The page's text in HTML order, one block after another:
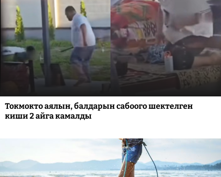
Токмокто аялын, балдарын сабоого шектелген
киши 2 айга камалды